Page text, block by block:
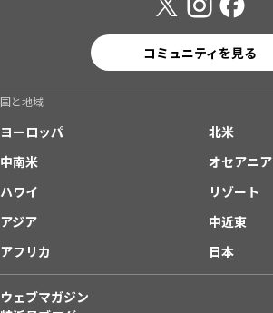
コミュニティを見る
国と地域
ヨーロッパ
北米
中南米
オセアニア
ハワイ
リゾート
アジア
中近東
アフリカ
日本
ウェブマガジン